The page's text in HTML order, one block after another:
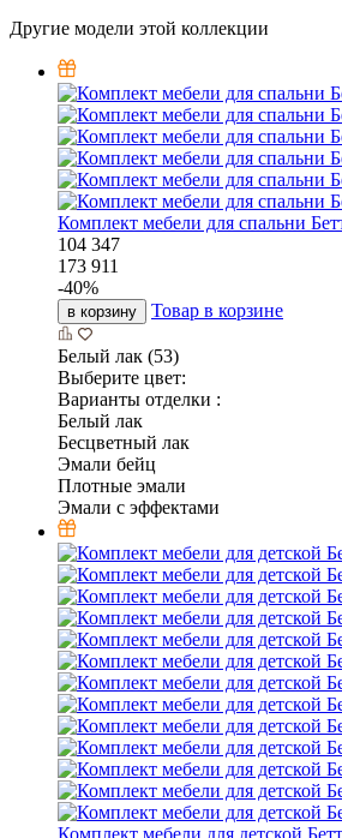
Другие модели этой коллекции
Комплект мебели для спальни
104 347
173 911
-40%
в корзину Товар в корзине
Белый лак (53)
Выберите цвет:
Варианты отделки :
Белый лак
Бесцветный лак
Эмали бейц
Плотные эмали
Эмали с эффектами